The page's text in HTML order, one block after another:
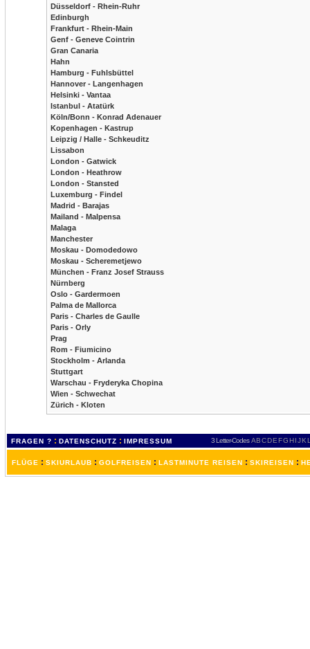
Düsseldorf - Rhein-Ruhr
Edinburgh
Frankfurt - Rhein-Main
Genf - Geneve Cointrin
Gran Canaria
Hahn
Hamburg - Fuhlsbüttel
Hannover - Langenhagen
Helsinki - Vantaa
Istanbul - Atatürk
Köln/Bonn - Konrad Adenauer
Kopenhagen - Kastrup
Leipzig / Halle - Schkeuditz
Lissabon
London - Gatwick
London - Heathrow
London - Stansted
Luxemburg - Findel
Madrid - Barajas
Mailand - Malpensa
Malaga
Manchester
Moskau - Domodedowo
Moskau - Scheremetjewo
München - Franz Josef Strauss
Nürnberg
Oslo - Gardermoen
Palma de Mallorca
Paris - Charles de Gaulle
Paris - Orly
Prag
Rom - Fiumicino
Stockholm - Arlanda
Stuttgart
Warschau - Fryderyka Chopina
Wien - Schwechat
Zürich - Kloten
FRAGEN ? : DATENSCHUTZ : IMPRESSUM 3 Letter-Codes ABCDEFGH IJKL
FLÜGE : SKIURLAUB : GOLFREISEN : LASTMINUTE REISEN : SKIREISEN :